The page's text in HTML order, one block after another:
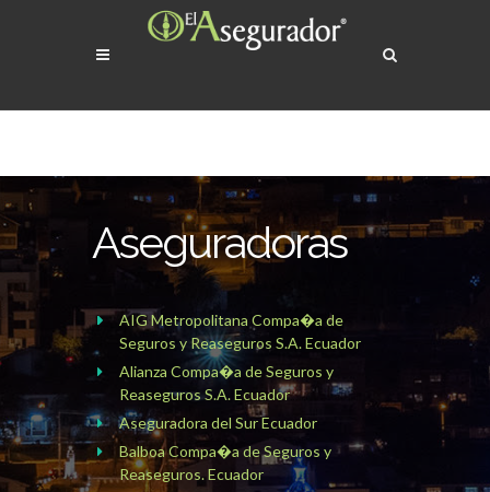
Aseguradoras
AIG Metropolitana Compa�a de
Seguros y Reaseguros S.A. Ecuador
Alianza Compa�a de Seguros y
Reaseguros S.A. Ecuador
Aseguradora del Sur Ecuador
Balboa Compa�a de Seguros y
Reaseguros. Ecuador